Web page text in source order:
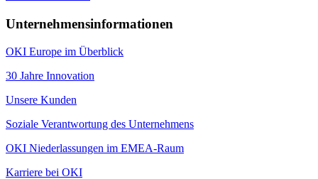
Unternehmensinformationen
OKI Europe im Überblick
30 Jahre Innovation
Unsere Kunden
Soziale Verantwortung des Unternehmens
OKI Niederlassungen im EMEA-Raum
Karriere bei OKI